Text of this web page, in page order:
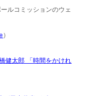
ルコミッションのウェ
）
健太郎 「時間をかけれ